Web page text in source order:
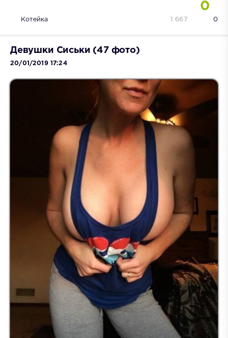
0
Котейка 0
1 667
Девушки Сиськи (47 фото)
20/01/2019 17:24